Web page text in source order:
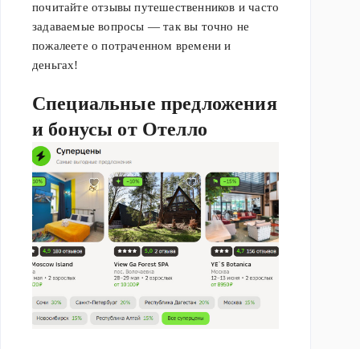
почитайте отзывы путешественников и часто
задаваемые вопросы — так вы точно не
пожалеете о потраченном времени и
деньгах!
Специальные предложения
и бонусы от Отелло